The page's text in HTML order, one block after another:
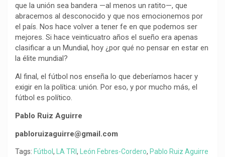
que la unión sea bandera —al menos un ratito—, que
abracemos al desconocido y que nos emocionemos por
el país. Nos hace volver a tener fe en que podemos ser
mejores. Si hace veinticuatro años el sueño era apenas
clasificar a un Mundial, hoy ¿por qué no pensar en estar en
la élite mundial?
Al final, el fútbol nos enseña lo que deberíamos hacer y
exigir en la política: unión. Por eso, y por mucho más, el
fútbol es político.
Pablo Ruiz Aguirre
pabloruizaguirre@gmail.com
Tags: Fútbol , LA TRI , León Febres-Cordero, Pablo Ruiz Aguirre